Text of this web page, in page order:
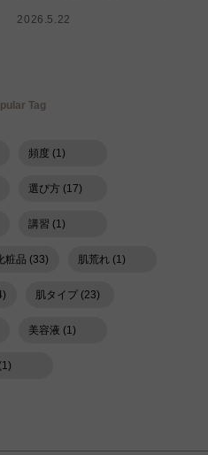
2026.5.22
Tag
頻度 (1)
選び方 (17)
講習 (1)
粧品 (33) 肌荒れ (1)
肌タイプ (23)
美容液 (1)